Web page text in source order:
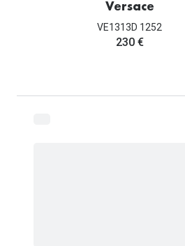
Versace
VE1313D 1252
230 €